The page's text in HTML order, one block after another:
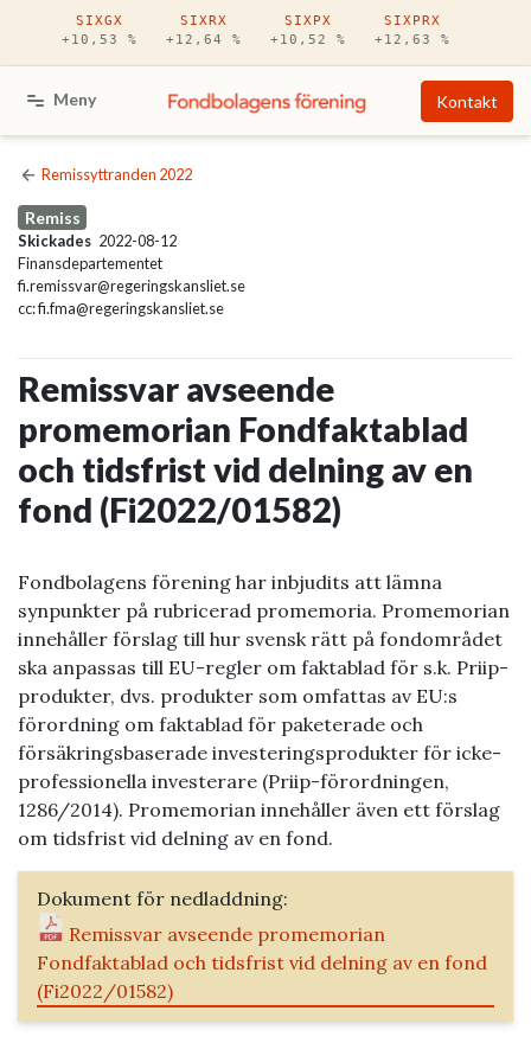
Hoppa till huvudinnehåll
SIXGX
+10,53 %
SIXRX
+12,64 %
SIXPX
+10,52 %
SIXPRX
+12,63 %
Meny Kontakt
Remissyttranden 2022
Remiss
Skickades 2022-08-12
Finansdepartementet
fi.remissvar@regeringskansliet.se
cc: fi.fma@regeringskansliet.se
Remissvar avseende
promemorian Fondfaktablad
och tidsfrist vid delning av en
fond (Fi2022/01582)
Fondbolagens förening har inbjudits att lämna
synpunkter på rubricerad promemoria. Promemorian
innehåller förslag till hur svensk rätt på fondområdet
ska anpassas till EU-regler om faktablad för s.k. Priip-
produkter, dvs. produkter som omfattas av EU:s
förordning om faktablad för paketerade och
försäkringsbaserade investeringsprodukter för icke-
professionella investerare (Priip-förordningen,
1286/2014). Promemorian innehåller även ett förslag
om tidsfrist vid delning av en fond.
Dokument för nedladdning:
Remissvar avseende promemorian
Fondfaktablad och tidsfrist vid delning av en fond
(Fi2022/01582)